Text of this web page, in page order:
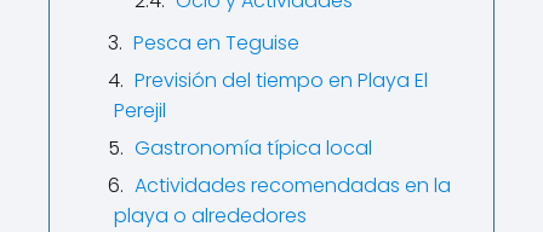
Pesca en Teguise
Previsión del tiempo en Playa El
Perejil
Gastronomía típica local
Actividades recomendadas en la
playa o alrededores